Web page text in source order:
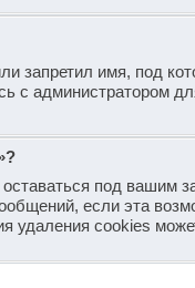
запретил имя, под
с администратором
под вашим
если эта
cookies